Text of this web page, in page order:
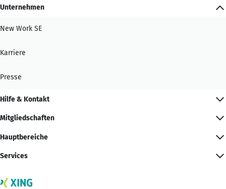
Unternehmen
New Work SE
Karriere
Presse
Hilfe & Kontakt
Mitgliedschaften
Hauptbereiche
Services